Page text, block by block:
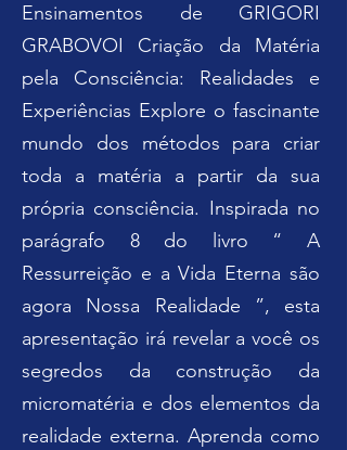
Ensinamentos de GRIGORI
GRABOVOI Criação da Matéria
pela Consciência: Realidades e
Experiências Explore o fascinante
mundo dos métodos para criar
toda a matéria a partir da sua
própria consciência. Inspirada no
parágrafo 8 do livro “ A
Ressurreição e a Vida Eterna são
agora Nossa Realidade ”, esta
apresentação irá revelar a você os
segredos da construção da
micromatéria e dos elementos da
realidade externa. Aprenda como